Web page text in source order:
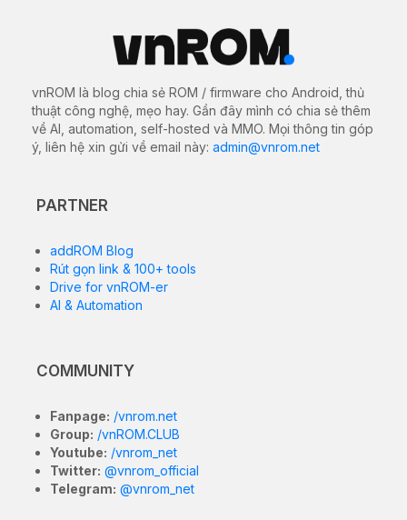
vnROM là blog chia sẻ ROM / firmware cho Android, thủ
thuật công nghệ, mẹo hay. Gần đây mình có chia sẻ thêm
về AI, automation, self-hosted và MMO. Mọi thông tin góp
ý, liên hệ xin gửi về email này: admin@vnrom.net
PARTNER
addROM Blog
Rút gọn link & 100+ tools
Drive for vnROM-er
AI & Automation
COMMUNITY
Fanpage: /vnrom.net
Group: /vnROM.CLUB
Youtube: /vnrom_net
Twitter: @vnrom_official
Telegram: @vnrom_net